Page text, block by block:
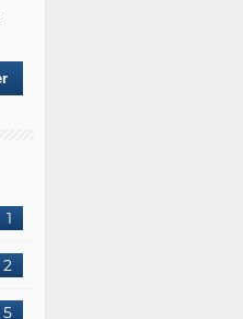
1
2
5